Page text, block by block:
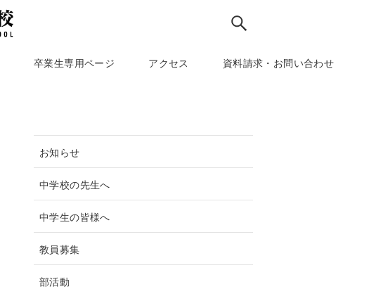
卒業生専用ページ アクセス 資料請求・お問い合わせ
お知らせ
中学校の先生へ
中学生の皆様へ
教員募集
部活動